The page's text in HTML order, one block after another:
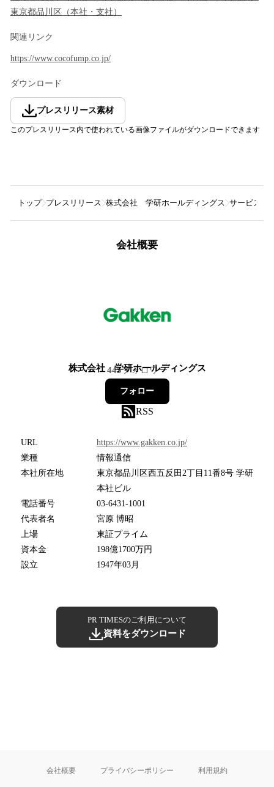
東京都品川区 （本社・支社 ）
関連リンク
https://www.cocofump.co.jp/
ダウンロード
プレスリリース素材
このプレスリリース内で使われている画像ファイルがダウンロードできます
トップ プレスリリース 株式会社 学研ホールディングス サービス付
会社概要
株式会社 学研ホールディングス
445フォロワー
フォロー
RSS
URL
https://www.gakken.co.jp/
業種
情報通信
本社所在地
東京都品川区西五反田2丁目11番8号 学研
本社ビル
電話番号
03-6431-1001
代表者名
宮原 博昭
上場
東証プライム
資本金
198億1700万円
設立
1947年03月
PR TIMESのご利用について
資料をダウンロード
会社概要 プライバシーポリシー 利用規約